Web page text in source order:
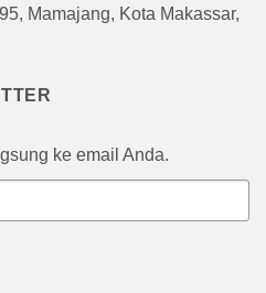
Mamajang, Kota Makassar,
ke email Anda.